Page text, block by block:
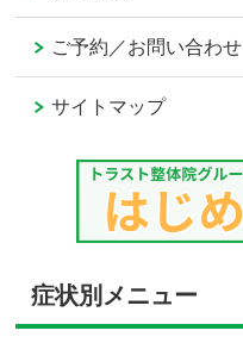
ご予約／お問い合わせ
サイトマップ
症状別メニュー